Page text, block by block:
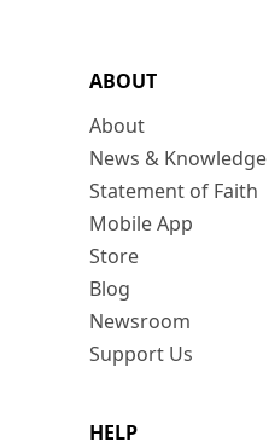
ABOUT
About
News & Knowledge
Statement of Faith
Mobile App
Store
Blog
Newsroom
Support Us
HELP